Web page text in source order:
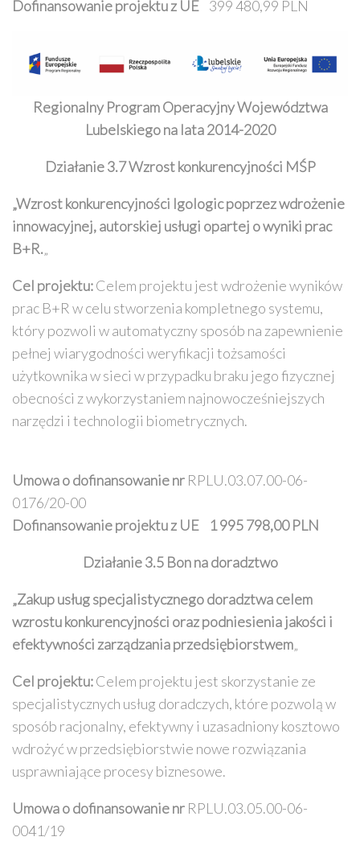
Dofinansowanie projektu z UE 399 480,99 PLN
Regionalny Program Operacyjny Województwa
Lubelskiego na lata 2014-2020
Działanie 3.7 Wzrost konkurencyjności MŚP
„Wzrost konkurencyjności Igologic poprzez wdrożenie
innowacyjnej, autorskiej usługi opartej o wyniki prac
B+R.„
Cel projektu:Celem projektu jest wdrożenie wyników
prac B+R w celu stworzenia kompletnego systemu,
który pozwoli w automatyczny sposób na zapewnienie
pełnej wiarygodności weryfikacji tożsamości
użytkownika w sieci w przypadku braku jego fizycznej
obecności z wykorzystaniem najnowocześniejszych
narzędzi i technologii biometrycznych.
Umowa o dofinansowanie nr RPLU.03.07.00-06-
0176/20-00
Dofinansowanie projektu z UE
1 995 798,00 PLN
Działanie 3.5 Bon na doradztwo
„Zakup usług specjalistycznego doradztwa celem
wzrostu konkurencyjności oraz podniesienia jakości i
efektywności zarządzania przedsiębiorstwem„
Cel projektu:Celem projektu jest skorzystanie ze
specjalistycznych usług doradczych, które pozwolą w
sposób racjonalny, efektywny i uzasadniony kosztowo
wdrożyć w przedsiębiorstwie nowe rozwiązania
usprawniające procesy biznesowe.
Umowa o dofinansowanie nr RPLU.03.05.00-06-
0041/19